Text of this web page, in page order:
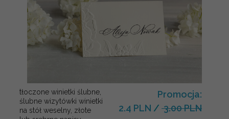
tłoczone winietki ślubne,
ślubne wizytówki winietki
na stół weselny, złote
Promocja:
2.4 PLN / 3.00 PLN